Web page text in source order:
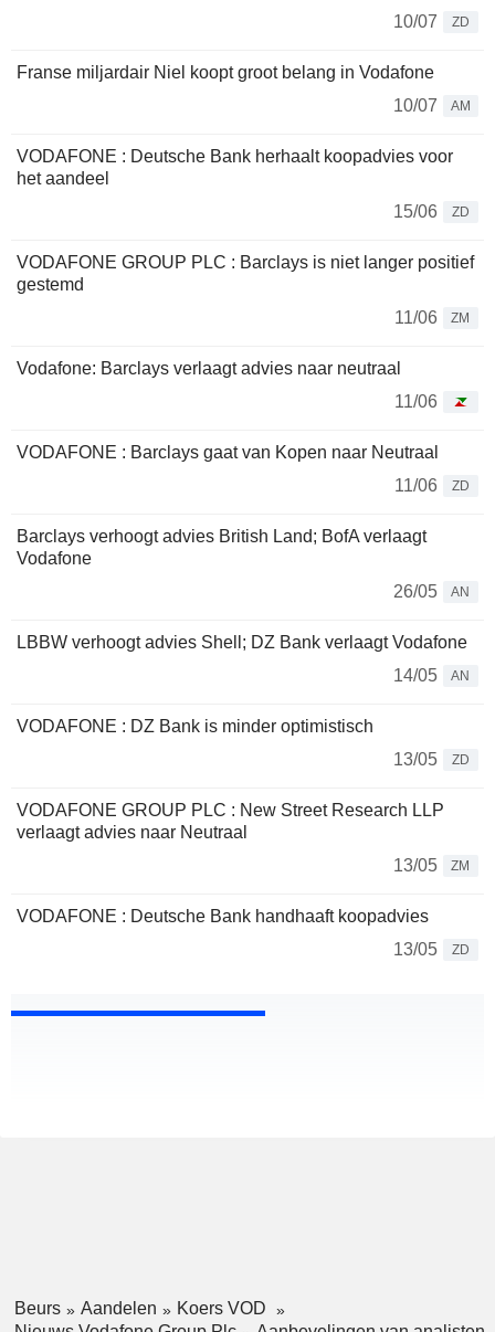
10/07
ZD
Franse miljardair Niel koopt groot belang in Vodafone
10/07
AM
VODAFONE : Deutsche Bank herhaalt koopadvies voor
het aandeel
15/06
ZD
VODAFONE GROUP PLC : Barclays is niet langer positief
gestemd
11/06
ZM
Vodafone: Barclays verlaagt advies naar neutraal
11/06
VODAFONE : Barclays gaat van Kopen naar Neutraal
11/06
ZD
Barclays verhoogt advies British Land; BofA verlaagt
Vodafone
26/05
AN
LBBW verhoogt advies Shell; DZ Bank verlaagt Vodafone
14/05
AN
VODAFONE : DZ Bank is minder optimistisch
13/05
ZD
VODAFONE GROUP PLC : New Street Research LLP
verlaagt advies naar Neutraal
13/05
ZM
VODAFONE : Deutsche Bank handhaaft koopadvies
13/05
ZD
Beurs Aandelen
Koers VOD